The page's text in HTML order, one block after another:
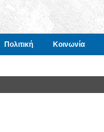
Πολιτική Κοινωνία